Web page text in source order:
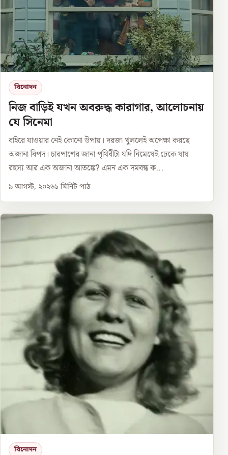
বিনোদন
নিজ বাড়িই যখন অবরুদ্ধ কারাগার, আলোচনায়
যে সিনেমা
বাইরে যাওয়ার নেই কোনো উপায়। দরজা খুললেই অপেক্ষা করছে
অজানা বিপদ। চারপাশের জানা পৃথিবীটা যদি নিমেষেই ঢেকে যায়
রহস্য আর এক অজানা আতঙ্কে? এমন এক দমবন্ধ ক...
৯ আগস্ট, ২০২৬১ মিনিট পাঠ
বিনোদন